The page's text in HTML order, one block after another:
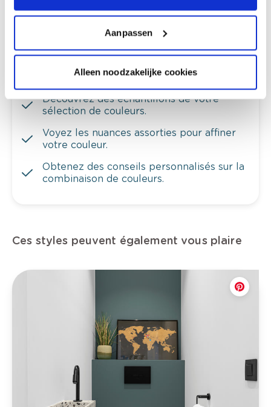
Aanpassen
Alleen noodzakelijke cookies
murs.
Voyez votre couleur en magasin
Découvrez des échantillons de votre
sélection de couleurs.
Voyez les nuances assorties pour affiner
votre couleur.
Obtenez des conseils personnalisés sur la
combinaison de couleurs.
Ces styles peuvent également vous plaire